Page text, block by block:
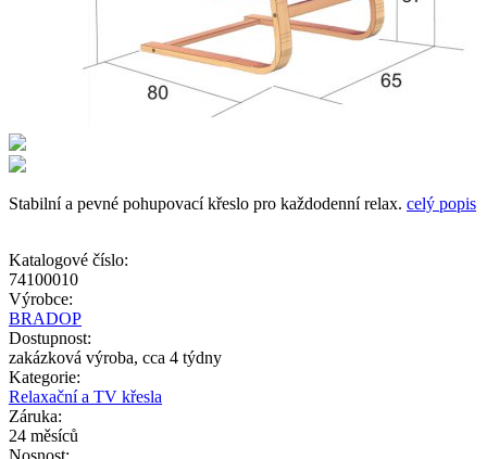
Stabilní a pevné pohupovací křeslo pro každodenní relax. celý popis
Katalogové číslo:
74100010
Výrobce:
BRADOP
Dostupnost:
zakázková výroba, cca 4 týdny
Kategorie:
Relaxační a TV křesla
Záruka:
24 měsíců
Nosnost: